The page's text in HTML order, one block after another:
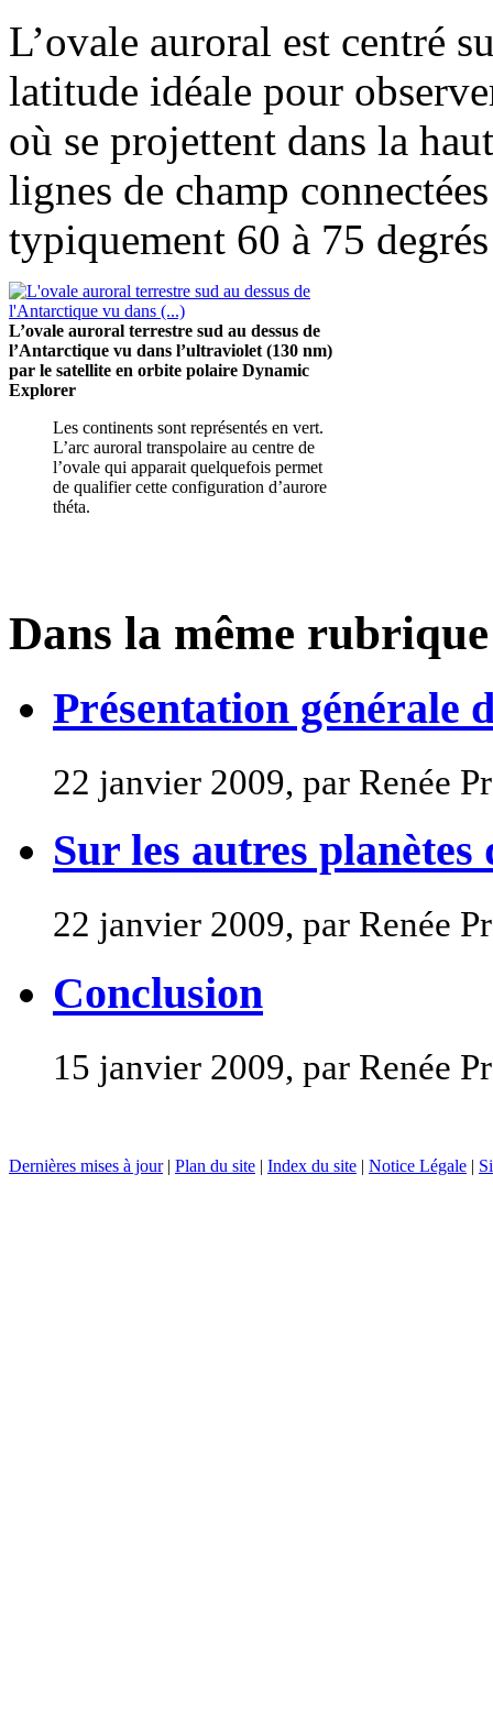
L’ovale auroral est centré
latitude idéale pour
où se projettent dans la
lignes de champ
typiquement 60 à 75
L’ovale auroral terrestre sud au dessus de
l’Antarctique vu dans l’ultraviolet (130 nm)
par le satellite en orbite polaire Dynamic
Explorer
Les continents sont représentés en vert.
L’arc auroral transpolaire au centre de
l’ovale qui apparait quelquefois permet
de qualifier cette configuration d’aurore
théta.
Dans la même rubrique
Présentation générale
22 janvier 2009, par Renée
Sur les autres planètes
22 janvier 2009, par Renée
Conclusion
15 janvier 2009, par Renée
Dernières mises à jour| Plan du site | Index du site | Notice Légale |